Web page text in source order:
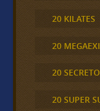
20 KILATES
20
20
20 SUPER